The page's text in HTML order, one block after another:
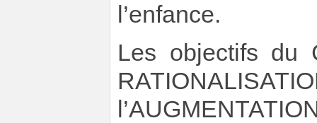
l’enfance.
Les objectifs du